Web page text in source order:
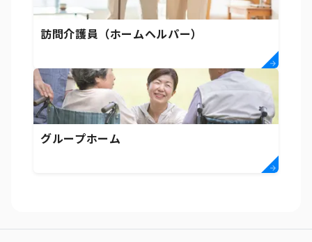
訪問介護員（ホームヘルパー）
グループホーム